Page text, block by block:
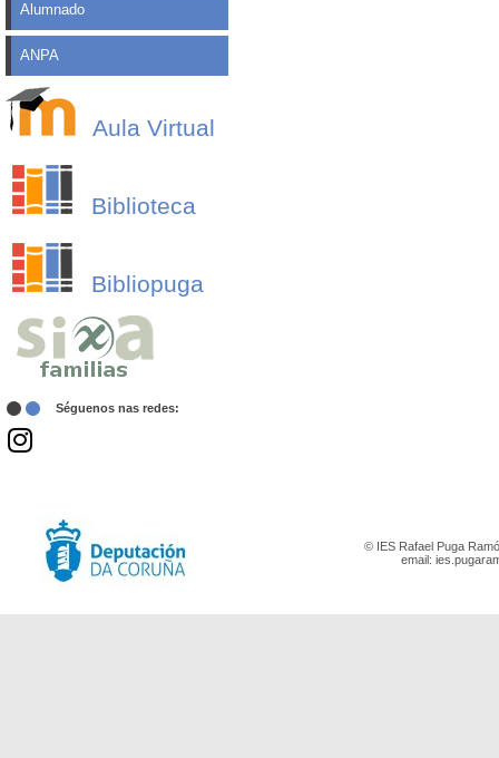
Alumnado
ANPA
Aula Virtual
Biblioteca
Bibliopuga
Séguenos nas redes:
© IES Rafael Puga
email: